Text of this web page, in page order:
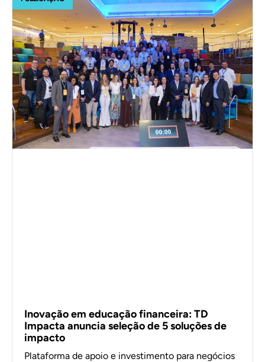
Inovação em educação financeira: TD
Impacta anuncia seleção de 5 soluções de
impacto
Plataforma de apoio e investimento para negócios